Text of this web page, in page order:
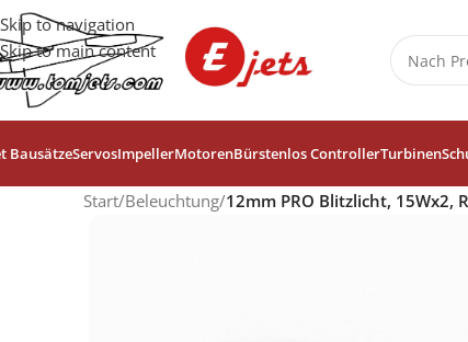
Skip to navigation
Skip to main content
BausätzeServosImpellerMotorenBürstenlos ControllerTurbinen
Start/Beleuchtung/12mm PRO Blitzlicht, 15Wx2,